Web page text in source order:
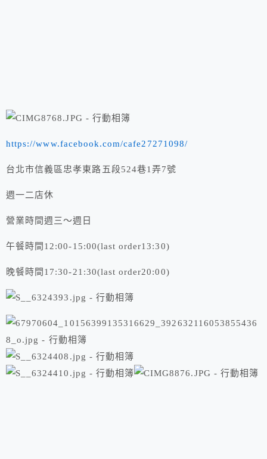
https://www.facebook.com/cafe27271098/
台北市信義區忠孝東路五段524巷1弄7號
週一二店休
營業時間週三～週日
午餐時間12:00-15:00(last order13:30)
晚餐時間17:30-21:30(last order20:00)